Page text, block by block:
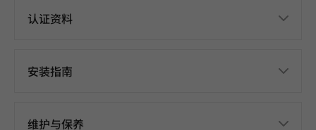
认证资料
安装指南
维护与保养